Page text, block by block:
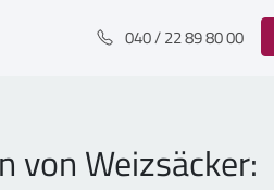
040 / 22 89 80 00
von Weizsäcker: